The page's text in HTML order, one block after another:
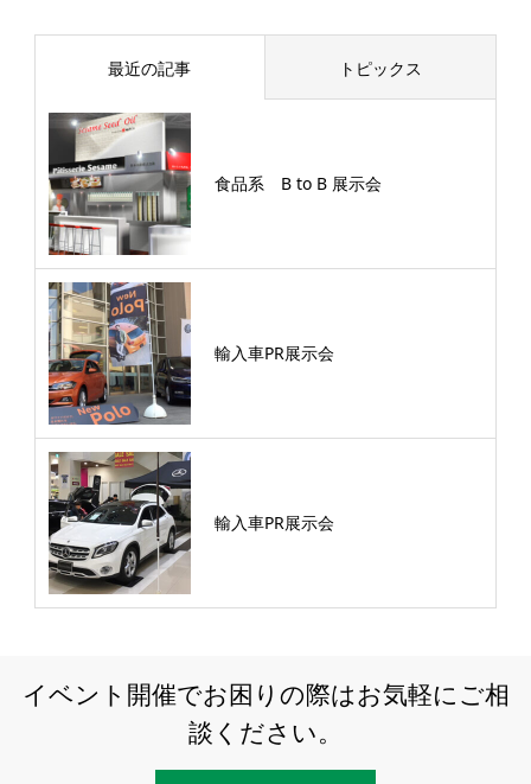
最近の記事 トピックス
食品系 B to B 展示会
輸入車PR展示会
輸入車PR展示会
イベント開催でお困りの際はお気軽にご相
談ください。